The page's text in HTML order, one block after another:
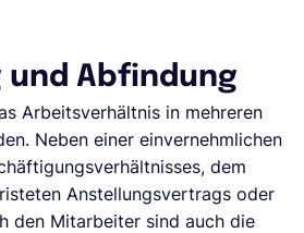
und Abfindung
Arbeitsverhältnis in mehreren
Neben einer einvernehmlichen
dem
Anstellungsvertrags oder
den Mitarbeiter sind auch die